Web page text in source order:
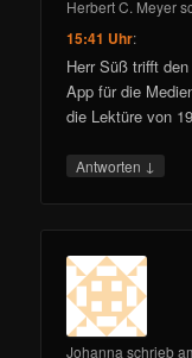
Herbert C. Meyer
15:41 Uhr:
Herr Süß trifft
App für die
die Lektüre von
Antworten ↓
Johanna schrieb